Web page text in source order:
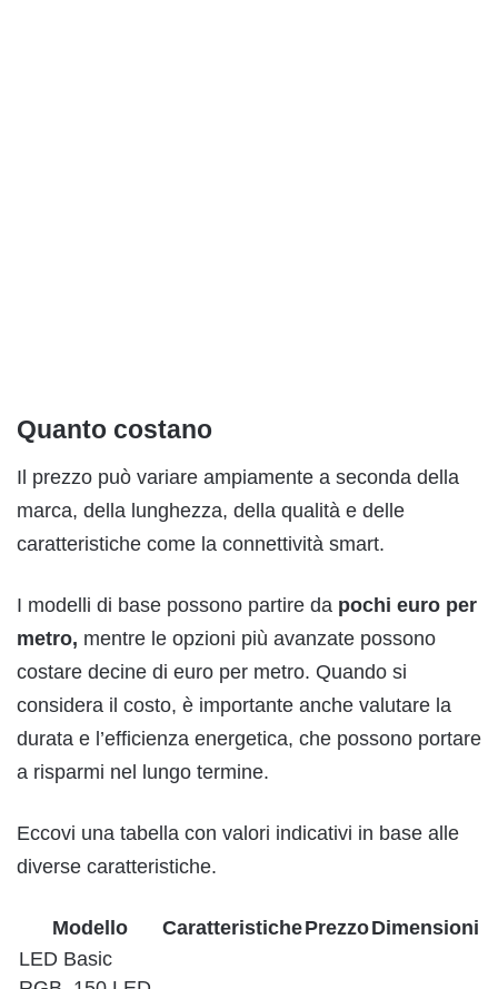
Quanto costano
Il prezzo può variare ampiamente a seconda della
marca, della lunghezza, della qualità e delle
caratteristiche come la connettività smart.
I modelli di base possono partire da pochi euro per
metro, mentre le opzioni più avanzate possono
costare decine di euro per metro. Quando si
considera il costo, è importante anche valutare la
durata e l’efficienza energetica, che possono portare
a risparmi nel lungo termine.
Eccovi una tabella con valori indicativi in base alle
diverse caratteristiche.
Modello CaratteristichePrezzoDimensioni
LED Basic